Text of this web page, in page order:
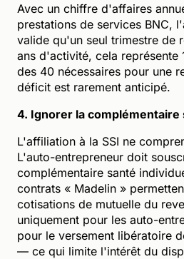
Avec un chiffre d'affaires
prestations de services BNC,
valide qu'un seul trimestre de
ans d'activité, cela représente
des 40 nécessaires pour une
déficit est rarement anticipé.
4. Ignorer la complémentaire
L'affiliation à la SSI ne
L'auto-entrepreneur doit
complémentaire santé
contrats « Madelin »
cotisations de mutuelle du
uniquement pour les auto-
pour le versement libératoire
— ce qui limite l'intérêt du